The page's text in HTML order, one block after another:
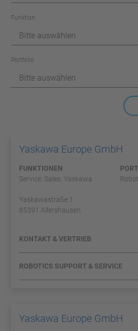
Funktion
Portfolio
Yaskawa Europe GmbH
FUNKTIONEN
Service, Sales, Yaskawa
Yaskawastraße 1
85391 Allershausen
KONTAKT & VERTRIEB
ROBOTICS SUPPORT & SERVICE
Yaskawa Europe GmbH